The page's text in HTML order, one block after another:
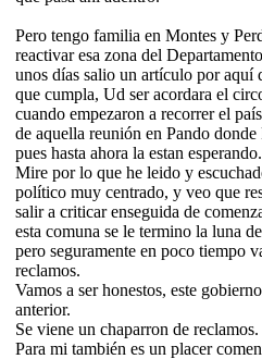
Pero tengo familia en Montes y
reactivar esa zona del
unos días salio un artículo por aquí
que cumpla, Ud ser acordara el
cuando empezaron a recorrer el
de aquella reunión en Pando
pues hasta ahora la estan
Mire por lo que he leido y
político muy centrado, y veo que
salir a criticar enseguida de
esta comuna se le termino la luna
pero seguramente en poco tiempo
reclamos.
Vamos a ser honestos, este
anterior.
Se viene un chaparron de reclamos.
Para mi también es un placer